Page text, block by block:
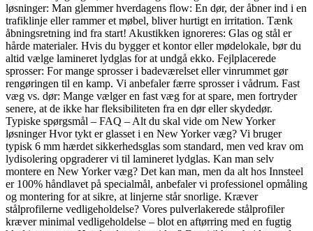
løsninger: Man glemmer hverdagens flow: En dør, der åbner ind i en
trafiklinje eller rammer et møbel, bliver hurtigt en irritation. Tænk
åbningsretning ind fra start! Akustikken ignoreres: Glas og stål er
hårde materialer. Hvis du bygger et kontor eller mødelokale, bør du
altid vælge lamineret lydglas for at undgå ekko. Fejlplacerede
sprosser: For mange sprosser i badeværelset eller vinrummet gør
rengøringen til en kamp. Vi anbefaler færre sprosser i vådrum. Fast
væg vs. dør: Mange vælger en fast væg for at spare, men fortryder
senere, at de ikke har fleksibiliteten fra en dør eller skydedør.
Typiske spørgsmål – FAQ – Alt du skal vide om New Yorker
løsninger Hvor tykt er glasset i en New Yorker væg? Vi bruger
typisk 6 mm hærdet sikkerhedsglas som standard, men ved krav om
lydisolering opgraderer vi til lamineret lydglas. Kan man selv
montere en New Yorker væg? Det kan man, men da alt hos Innsteel
er 100% håndlavet på specialmål, anbefaler vi professionel opmåling
og montering for at sikre, at linjerne står snorlige. Kræver
stålprofilerne vedligeholdelse? Vores pulverlakerede stålprofiler
kræver minimal vedligeholdelse – blot en aftørring med en fugtig